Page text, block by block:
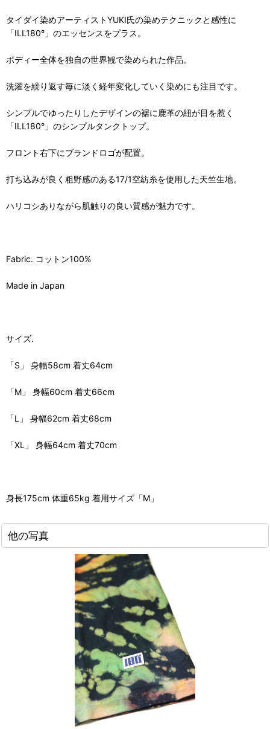
タイダイ染めアーティストYUKI氏の染めテクニックと感性に
「ILL180°」のエッセンスをプラス。
ボディー全体を独自の世界観で染められた作品。
洗濯を繰り返す毎に淡く経年変化していく染めにも注目です。
シンプルでゆったりしたデザインの裾に鹿革の紐が目を惹く
「ILL180°」のシンプルタンクトップ。
フロント右下にブランドロゴが配置。
打ち込みが良く粗野感のある17/1空紡糸を使用した天竺生地。
ハリコシありながら肌触りの良い質感が魅力です。
Fabric. コットン100%
Made in Japan
サイズ.
「S」 身幅58cm 着丈64cm
「M」 身幅60cm 着丈66cm
「L」 身幅62cm 着丈68cm
「XL」 身幅64cm 着丈70cm
身長175cm 体重65kg 着用サイズ「M」
他の写真